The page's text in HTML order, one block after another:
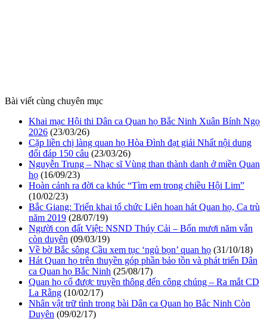
Bài viết cùng chuyên mục
Khai mạc Hội thi Dân ca Quan họ Bắc Ninh Xuân Bính Ngọ
2026 (23/03/26)
Cặp liền chị làng quan họ Hòa Đình đạt giải Nhất nội dung
đối đáp 150 câu (23/03/26)
Nguyễn Trung – Nhạc sĩ Vùng than thành danh ở miền Quan
họ (16/09/23)
Hoàn cảnh ra đời ca khúc “Tìm em trong chiều Hội Lim”
(10/02/23)
Bắc Giang: Triển khai tổ chức Liên hoan hát Quan họ, Ca trù
năm 2019 (28/07/19)
Người con đất Việt: NSND Thúy Cải – Bốn mươi năm vẫn
còn duyên (09/03/19)
Về bờ Bắc sông Cầu xem tục ‘ngủ bọn’ quan họ (31/10/18)
Hát Quan họ trên thuyền góp phần bảo tồn và phát triển Dân
ca Quan họ Bắc Ninh (25/08/17)
Quan họ cổ được truyền thông đến công chúng – Ra mắt CD
La Rằng (10/02/17)
Nhân vật trữ tình trong bài Dân ca Quan họ Bắc Ninh Còn
Duyên (09/02/17)